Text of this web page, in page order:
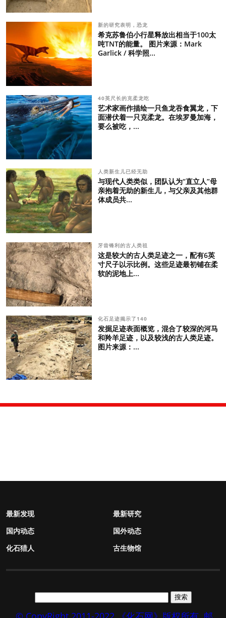
新的研究表明，恐龙
希克苏鲁伯小行星释放出相当于100太
吨TNT的能量。 图片来源：Mark
Garlick / 科学照...
40英尺长的克柔龙吃
艺术家画作描绘一只鱼龙吞食翼龙，下
面潜伏着一只克柔龙。在埃罗曼加海，
要么被吃，...
人类新生儿已经无助
与现代人类类似，团队认为“直立人”母
亲抱着无助的新生儿，与父亲及其他群
体成员共...
牙齿锋利的古人类祖
这是较大的古人类足迹之一，配有6英
寸尺子以示比例。这些足迹最初铺在柔
软的泥地上...
化石足迹揭示了140
发掘足迹表面概览，混合了较深的河马
和羚羊足迹，以及较浅的古人类足迹。
图片来源：...
最新发现
最新研究
国内动态
国外动态
化石猎人
古生物馆